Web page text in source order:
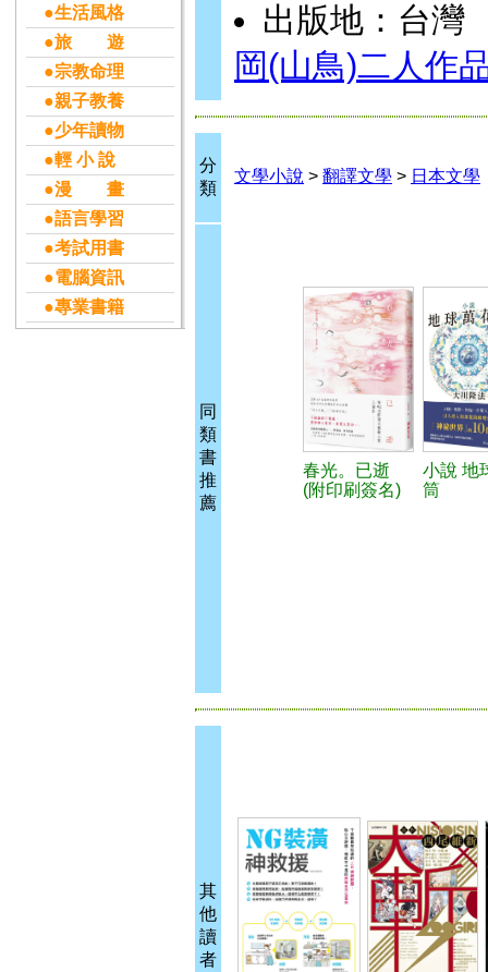
●生活風格
●旅 遊
●宗教命理
●親子教養
●少年讀物
●輕 小 說
●漫 畫
●語言學習
●考試用書
●電腦資訊
●專業書籍
出版地：台灣
岡(山鳥)二人作
分
類
文學小說 > 翻譯文學 > 日本文學
同
類
書
推
薦
春光。已逝
(附印刷簽名)
小說 地
筒
其
他
讀
者